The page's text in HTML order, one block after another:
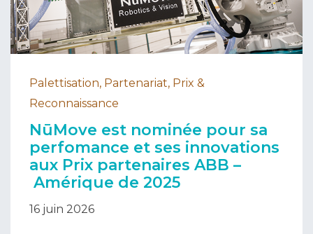
Palettisation, Partenariat, Prix &
Reconnaissance
NūMove est nominée pour sa
perfomance et ses innovations
aux Prix partenaires ABB –
Amérique de 2025
16 juin 2026